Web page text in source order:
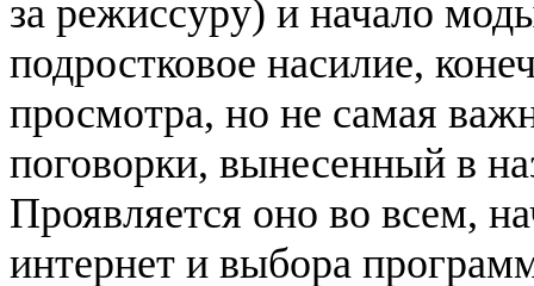
за режиссуру) и начало
подростковое насилие,
просмотра, но не самая
поговорки, вынесенный в
Проявляется оно во всем,
интернет и выбора